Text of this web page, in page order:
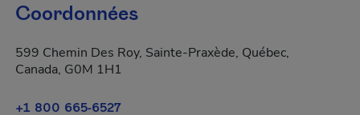
Coordonnées
599 Chemin Des Roy, Sainte-Praxède, Québec,
Canada, G0M 1H1
+1 800 665-6527